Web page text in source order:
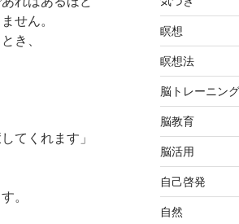
せん。
き、
てくれます」
。
瞑想
瞑想法
脳トレーニング
脳教育
脳活用
自己啓発
自然